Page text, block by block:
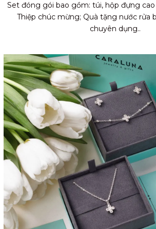
Set đóng gói bao gồm: túi, hộp đựng cao
Thiệp chúc mừng; Quà tặng nước rửa
chuyên dụng..